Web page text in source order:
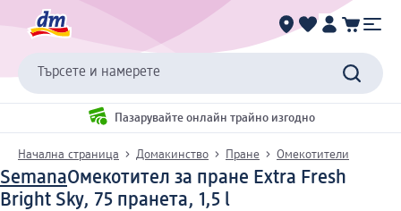
Търсете и намерете
Пазарувайте онлайн трайно изгодно
Начална страница Домакинство Пране Омекотители
SemanaОмекотител за пране Extra Fresh
Bright Sky, 75 пранета, 1,5 l